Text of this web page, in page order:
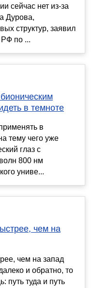
сейчас нет из-за
Дурова,
структур, заявил
РФ по ...
в темноте
в
тему чего уже
глаз с
800 нм
униве...
чем на
чем на запад
и обратно, то
путь туда и путь